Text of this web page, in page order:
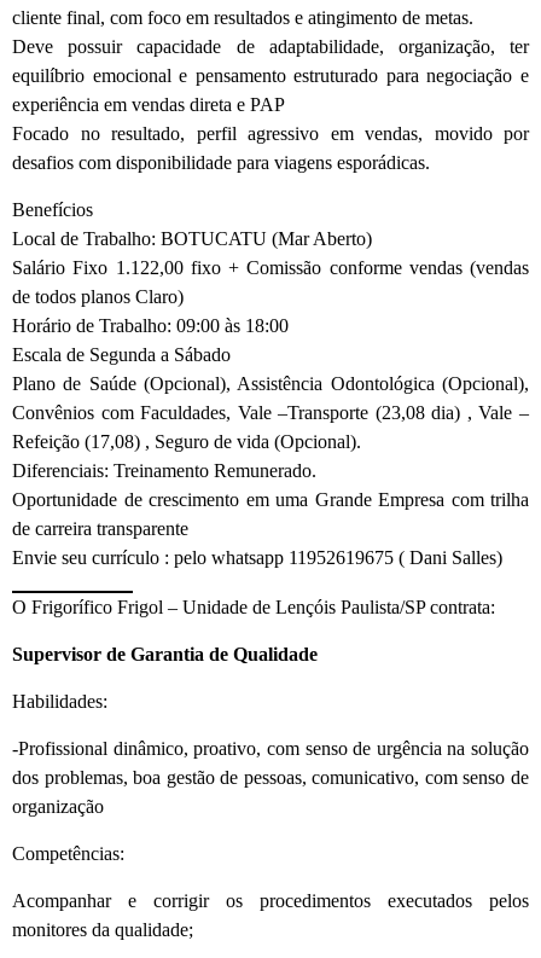
cliente final, com foco em resultados e atingimento de metas.
Deve possuir capacidade de adaptabilidade, organização, ter
equilíbrio emocional e pensamento estruturado para negociação e
experiência em vendas direta e PAP
Focado no resultado, perfil agressivo em vendas, movido por
desafios com disponibilidade para viagens esporádicas.
Benefícios
Local de Trabalho: BOTUCATU (Mar Aberto)
Salário Fixo 1.122,00 fixo + Comissão conforme vendas (vendas
de todos planos Claro)
Horário de Trabalho: 09:00 às 18:00
Escala de Segunda a Sábado
Plano de Saúde (Opcional), Assistência Odontológica (Opcional),
Convênios com Faculdades, Vale –Transporte (23,08 dia) , Vale –
Refeição (17,08) , Seguro de vida (Opcional).
Diferenciais: Treinamento Remunerado.
Oportunidade de crescimento em uma Grande Empresa com trilha
de carreira transparente
Envie seu currículo : pelo whatsapp 11952619675 ( Dani Salles)
O Frigorífico Frigol – Unidade de Lençóis Paulista/SP contrata:
Supervisor de Garantia de Qualidade
Habilidades:
-Profissional dinâmico, proativo, com senso de urgência na solução
dos problemas, boa gestão de pessoas, comunicativo, com senso de
organização
Competências:
Acompanhar e corrigir os procedimentos executados pelos
monitores da qualidade;